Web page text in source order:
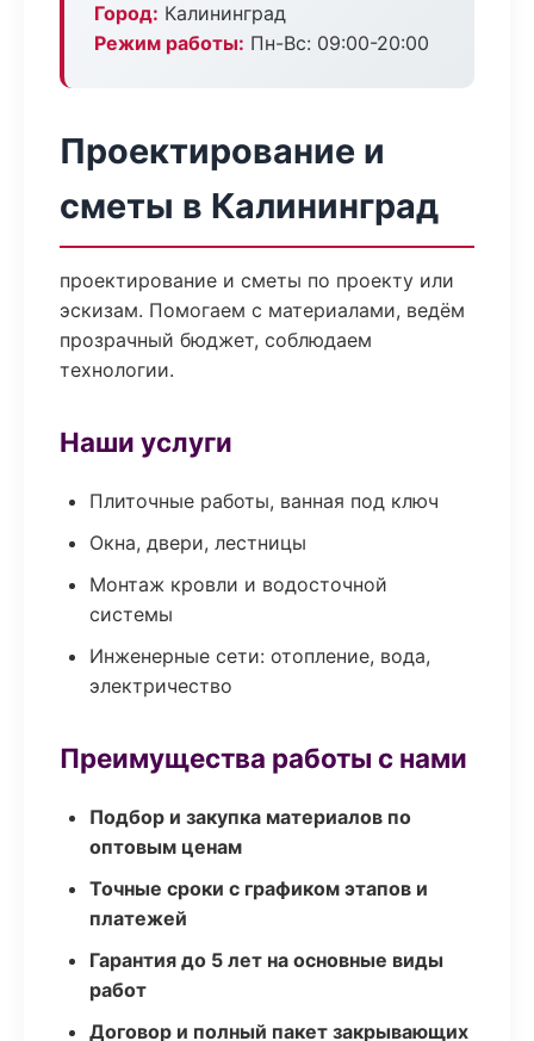
Город: Калининград
Режим работы: Пн-Вс: 09:00-20:00
Проектирование и
сметы в Калининград
проектирование и сметы по проекту или
эскизам. Помогаем с материалами, ведём
прозрачный бюджет, соблюдаем
технологии.
Наши услуги
Плиточные работы, ванная под ключ
Окна, двери, лестницы
Монтаж кровли и водосточной
системы
Инженерные сети: отопление, вода,
электричество
Преимущества работы с нами
Подбор и закупка материалов по
оптовым ценам
Точные сроки с графиком этапов и
платежей
Гарантия до 5 лет на основные виды
работ
Договор и полный пакет закрывающих